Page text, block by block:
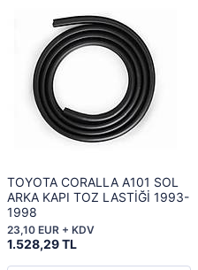
TOYOTA CORALLA A101 SOL
ARKA KAPI TOZ LASTİĞİ 1993-
1998
1.528,29 TL
23,10 EUR + KDV